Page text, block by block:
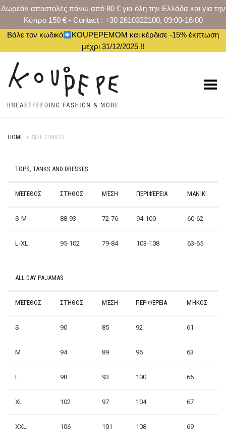
Δωρεάν αποστολές πάνω από 80 € για όλη την Ελλάδα και για την
Κύπρο 150 € - Contact : +30 2610322100, 09:00-16:00
Βάλε τον κωδικό
KOUPEPEMOM και κέρδισε -15% έκπτωση
μέχρι 31/12/2025 !!
Toggle Menu
HOME » SIZE CHARTS
TOPS, TANKS AND DRESSES
ΜΈΓΕΘΟΣ ΣΤΉΘΟΣ ΜΈΣΗ ΠΕΡΙΦΈΡΕΙΑ ΜΑΝΊΚΙ
S-M 88-93 72-76 94-100 60-62
L-XL 95-102 79-84 103-108 63-65
ALL DAY PAJAMAS
ΜΈΓΕΘΟΣ ΣΤΉΘΟΣ ΜΈΣΗ ΠΕΡΙΦΈΡΕΙΑ ΜΉΚΟΣ
S 90 85 92 61
M 94 89 96 63
L 98 93 100 65
XL 102 97 104 67
XXL 106 101 108 69